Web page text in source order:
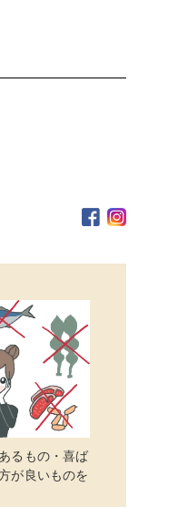
るもの・喜ば
が良いものを